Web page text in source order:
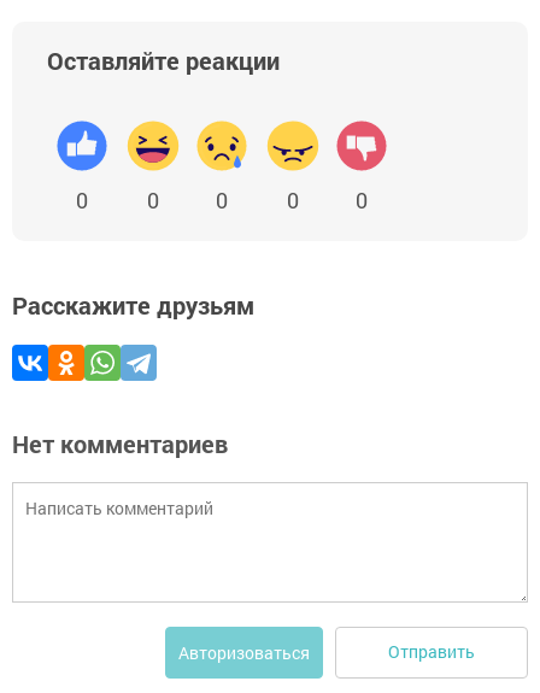
Оставляйте реакции
0 0 0 0 0
Расскажите друзьям
Нет комментариев
Авторизоваться Отправить